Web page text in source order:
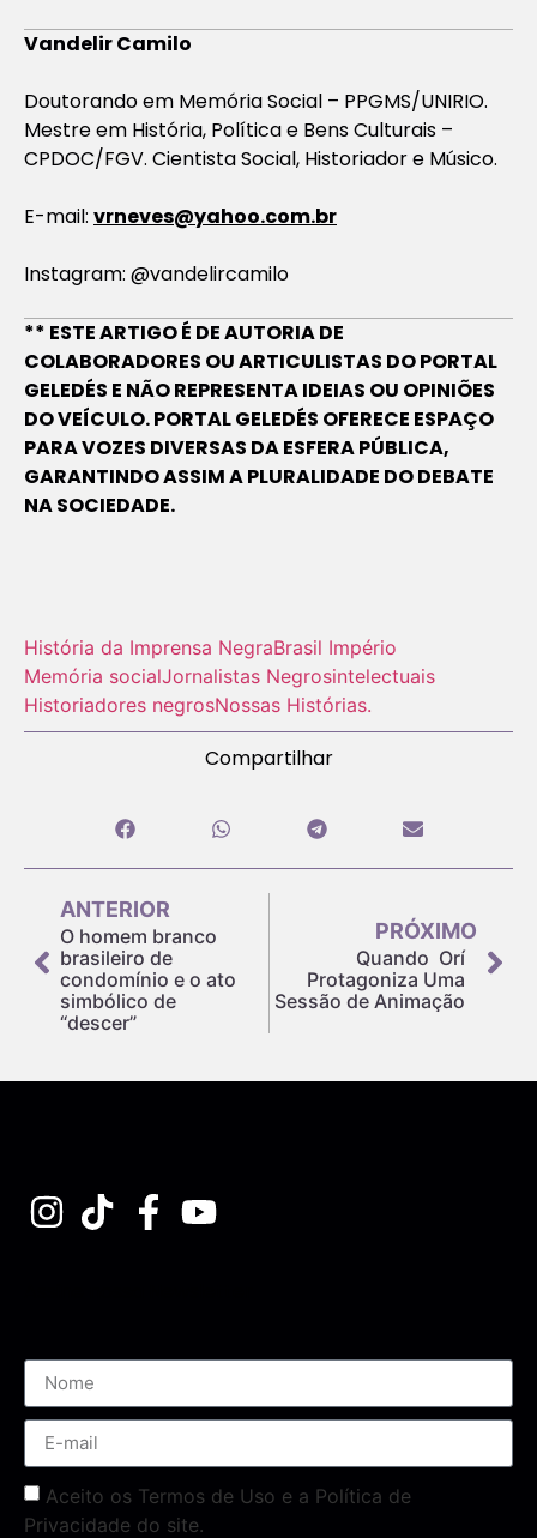
Vandelir Camilo
Doutorando em Memória Social – PPGMS/UNIRIO.
Mestre em História, Política e Bens Culturais –
CPDOC/FGV. Cientista Social, Historiador e Músico.
E-mail: vrneves@yahoo.com.br
Instagram: @vandelircamilo
** ESTE ARTIGO É DE AUTORIA DE
COLABORADORES OU ARTICULISTAS DO PORTAL
GELEDÉS E NÃO REPRESENTA IDEIAS OU OPINIÕES
DO VEÍCULO. PORTAL GELEDÉS OFERECE ESPAÇO
PARA VOZES DIVERSAS DA ESFERA PÚBLICA,
GARANTINDO ASSIM A PLURALIDADE DO DEBATE
NA SOCIEDADE.
História da Imprensa NegraBrasil Império
Memória socialJornalistas Negrosintelectuais
Historiadores negrosNossas Histórias.
Compartilhar
ANTERIOR
O homem branco
brasileiro de
condomínio e o ato
simbólico de
“descer”
PRÓXIMO
Quando Orí
Protagoniza Uma
Sessão de Animação
Aceito os Termos de Uso e a Política de
Privacidade do site.